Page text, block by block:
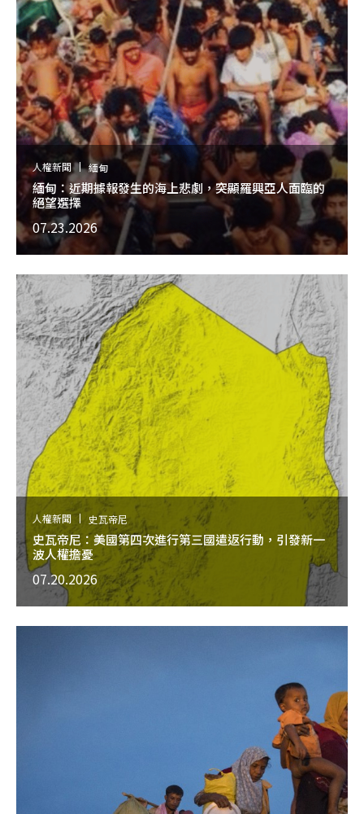
人權新聞 緬甸
緬甸：近期據報發生的海上悲劇，突顯羅興亞人面臨的
絕望選擇
07.23.2026
人權新聞 史瓦帝尼
史瓦帝尼：美國第四次進行第三國遣返行動，引發新一
波人權擔憂
07.20.2026